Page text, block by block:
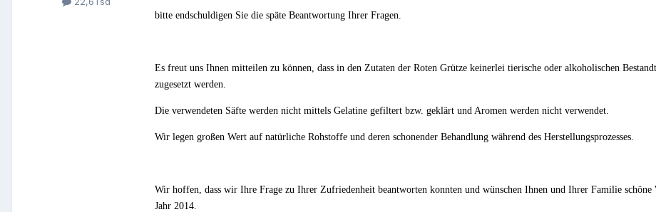
bitte endschuldigen Sie die späte Beantwortung Ihrer Fragen.
Es freut uns Ihnen mitteilen zu können, dass in den Zutaten der Roten Grütze keinerlei tierische oder alkoholischen
zugesetzt werden.
Die verwendeten Säfte werden nicht mittels Gelatine gefiltert bzw. geklärt und Aromen werden nicht verwendet.
Wir legen großen Wert auf natürliche Rohstoffe und deren schonender Behandlung während des Herstellungsprozesses.
Wir hoffen, dass wir Ihre Frage zu Ihrer Zufriedenheit beantworten konnten und wünschen Ihnen und Ihrer Familie
Jahr 2014.